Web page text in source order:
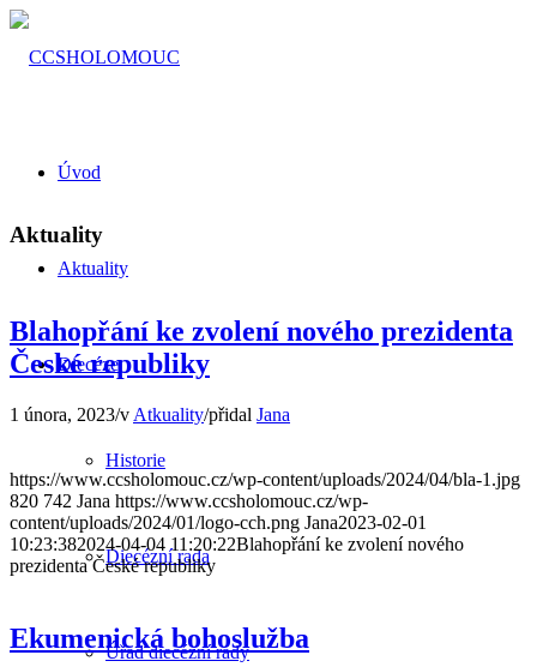
Úvod
Aktuality
Diecéze
Historie
Diecézní rada
Úřad diecézní rady
Aktuality
Blahopřání ke zvolení nového prezidenta
České republiky
1 února, 2023/v Atkuality/přidal Jana
https://www.ccsholomouc.cz/wp-content/uploads/2024/04/bla-1.jpg
820 742 Jana https://www.ccsholomouc.cz/wp-
content/uploads/2024/01/logo-cch.png Jana2023-02-01
10:23:382024-04-04 11:20:22Blahopřání ke zvolení nového
prezidenta České republiky
Ekumenická bohoslužba